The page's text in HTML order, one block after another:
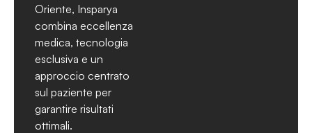
Oriente, Insparya
combina eccellenza
medica, tecnologia
esclusiva e un
approccio centrato
sul paziente per
garantire risultati
ottimali.